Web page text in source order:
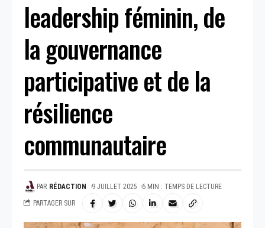
leadership féminin, de
la gouvernance
participative et de la
résilience
communautaire
PAR RÉDACTION 9 JUILLET 2025 6 MIN : TEMPS DE LECTURE
PARTAGER SUR